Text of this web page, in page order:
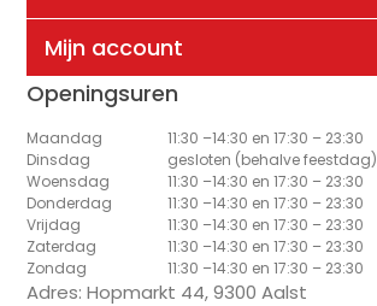
Mijn account
Openingsuren
Maandag
11:30 –14:30 en 17:30 – 23:30
Dinsdag
gesloten (behalve feestdag)
Woensdag
11:30 –14:30 en 17:30 – 23:30
Donderdag
11:30 –14:30 en 17:30 – 23:30
Vrijdag
11:30 –14:30 en 17:30 – 23:30
Zaterdag
11:30 –14:30 en 17:30 – 23:30
Zondag
11:30 –14:30 en 17:30 – 23:30
Adres: Hopmarkt 44, 9300 Aalst